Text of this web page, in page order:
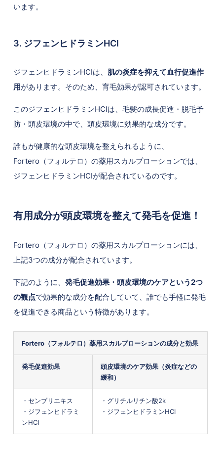
います。
3. ジフェンヒドラミンHCl
ジフェンヒドラミンHCIは、 肌の炎症を抑えて血行促進作
用があります。そのため、育毛効果が認可されています。
このジフェンヒドラミンHCIは、毛髪の成長促進・脱毛予
防・頭皮環境の中で、頭皮環境に効果的な成分です。
誰もが健康的な頭皮環境を整えられるように、
Fortero（フォルテロ）の薬用スカルプローションでは、
ジフェンヒドラミンHCIが配合されているのです。
有用成分が頭皮環境を整えて発毛を促進！
Fortero（フォルテロ）の薬用スカルプローションには、
上記3つの成分が配合されています。
下記のように、 発毛促進効果・頭皮環境のケアという2つ
の観点で効果的な成分を配合していて、誰でも手軽に発毛
を促進できる商品という特徴があります。
Fortero（フォルテロ）薬用スカルプローションの成分と効果
発毛促進効果
頭皮環境のケア効果（炎症などの
緩和）
・センブリエキス
・ジフェンヒドラミ
ンHCI
・グリチルリチン酸2k
・ジフェンヒドラミンHCI